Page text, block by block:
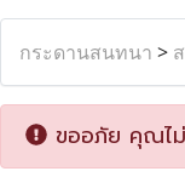
กระดานสนทนา >
ขออภัย คุณไม่